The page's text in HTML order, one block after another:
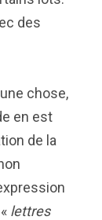
des
chose,
en est
de la
lettres